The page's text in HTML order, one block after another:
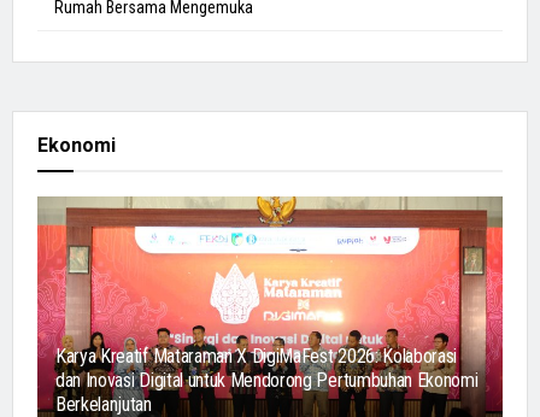
Rumah Bersama Mengemuka
Ekonomi
Karya Kreatif Mataraman X DigiMaFest 2026: Kolaborasi
dan Inovasi Digital untuk Mendorong Pertumbuhan Ekonomi
Berkelanjutan